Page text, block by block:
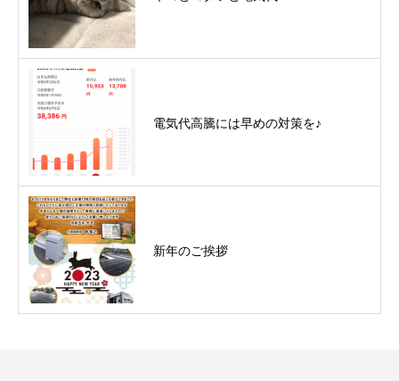
電気代高騰には早めの対策を♪
新年のご挨拶